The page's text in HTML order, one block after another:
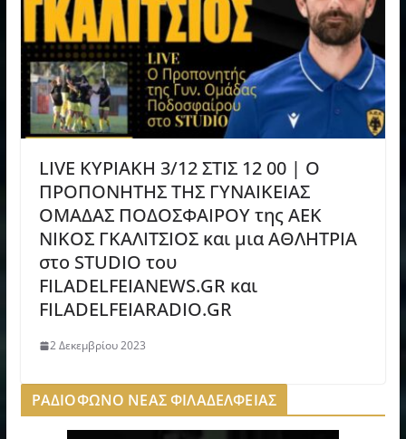
LIVE ΚΥΡΙΑΚΗ 3/12 ΣΤΙΣ 12 00 | O
ΠΡΟΠΟΝΗΤΗΣ ΤΗΣ ΓΥΝΑΙΚΕΙΑΣ
ΟΜΑΔΑΣ ΠΟΔΟΣΦΑΙΡΟΥ της ΑΕΚ
ΝΙΚΟΣ ΓΚΑΛΙΤΣΙΟΣ και μια ΑΘΛΗΤΡΙΑ
στο STUDIO του
FILADELFEIANEWS.GR και
FILADELFEIARADIO.GR
2 Δεκεμβρίου 2023
ΡΑΔΙΟΦΩΝΟ ΝΕΑΣ ΦΙΛΑΔΕΛΦΕΙΑΣ